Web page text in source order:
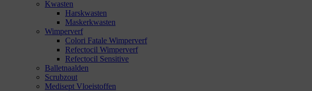
Kwasten
Harskwasten
Maskerkwasten
Wimperverf
Colori Fatale Wimperverf
Refectocil Wimperverf
Refectocil Sensitive
Balletnaalden
Scrubzout
Medisept Vloeistoffen